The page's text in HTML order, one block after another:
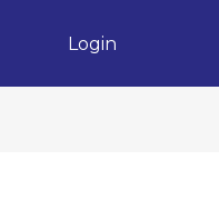
Login